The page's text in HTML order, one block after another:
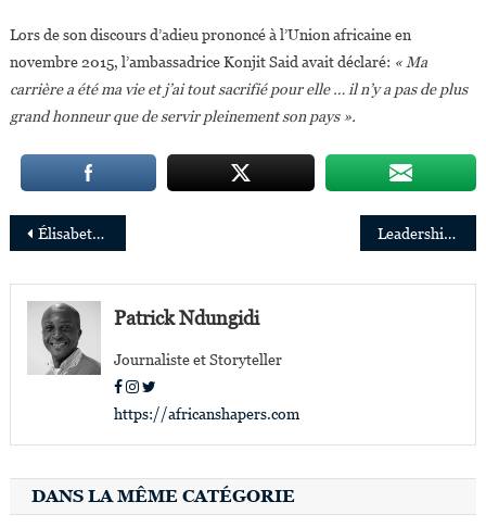
Lors de son discours d’adieu prononcé à l’Union africaine en
novembre 2015, l’ambassadrice Konjit Said avait déclaré: « Ma
carrière a été ma vie et j’ai tout sacrifié pour elle … il n’y a pas de plus
grand honneur que de servir pleinement son pays ».
Navigation
de
l’article
Élisabeth Moreno Nouvelle Directrice générale de Hewlett Packard (HP ) Afrique Leadership: 5 chefs d’entreprise révèlent les clés de leur succès en Afrique
Patrick Ndungidi
Journaliste et Storyteller
https://africanshapers.com
DANS LA MÊME CATÉGORIE